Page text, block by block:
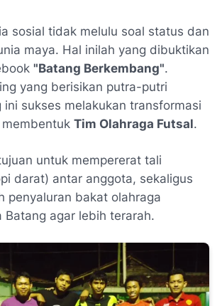
sosial tidak melulu soal status dan
maya. Hal inilah yang dibuktikan
"Batang Berkembang".
yang berisikan putra-putri
ini sukses melakukan transformasi
Tim Olahraga Futsal.
untuk mempererat tali
darat) antar anggota, sekaligus
penyaluran bakat olahraga
Batang agar lebih terarah.